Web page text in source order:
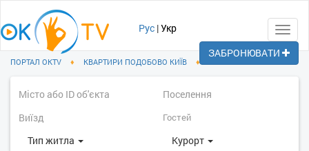
Рус |Укр
ПОРТАЛ OKTV ♦ КВАРТИРИ ПОДОБОВО КИЇВ ♦
Тип житла Курорт
ЗАБРОНЮВАТИ